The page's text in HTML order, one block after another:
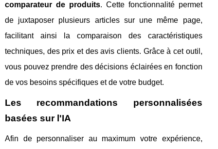
comparateur de produits. Cette fonctionnalité permet
de juxtaposer plusieurs articles sur une même page,
facilitant ainsi la comparaison des caractéristiques
techniques, des prix et des avis clients. Grâce à cet outil,
vous pouvez prendre des décisions éclairées en fonction
de vos besoins spécifiques et de votre budget.
Les recommandations personnalisées
basées sur l'IA
Afin de personnaliser au maximum votre expérience,